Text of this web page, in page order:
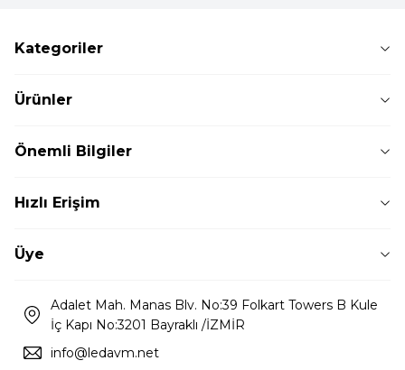
Kategoriler
Ürünler
Önemli Bilgiler
Hızlı Erişim
Üye
Adalet Mah. Manas Blv. No:39 Folkart Towers B Kule
İç Kapı No:3201 Bayraklı /İZMİR
info@ledavm.net